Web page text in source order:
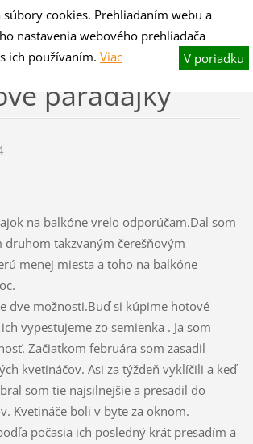
na zamyslenie.
paradajky
na balkóne vrelo odporúčam.Dal som
druhom takzvaným čerešňovým
menej miesta a toho na balkóne
dve možnosti.Buď si kúpime hotové
vypestujeme zo semienka . Ja som
Začiatkom februára som zasadil
kvetináčov. Asi za týždeň vyklíčili a keď
som tie najsilnejšie a presadil do
Kvetináče boli v byte za oknom.
počasia ich posledný krát presadím a
cookies. Prehliadaním webu a
nastavenia webového prehliadača
ich používaním.
V poriadku
Viac